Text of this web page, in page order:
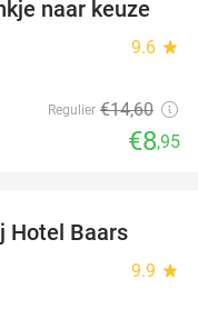
naar keuze
9.6 star
Regulier €14,60
€8,95
Hotel Baars
9.9 star